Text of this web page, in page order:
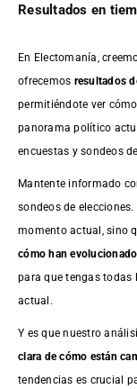
Resultados en
En Electomanía,
ofrecemos resultados
permitiéndote ver
panorama político
encuestas y sondeos
Mantente informado
sondeos de
momento actual, sino
cómo han
para que tengas todas
actual.
Y es que nuestro
clara de cómo están
tendencias es crucial